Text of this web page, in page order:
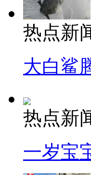
热点新
大白鲨
热点新
一岁宝